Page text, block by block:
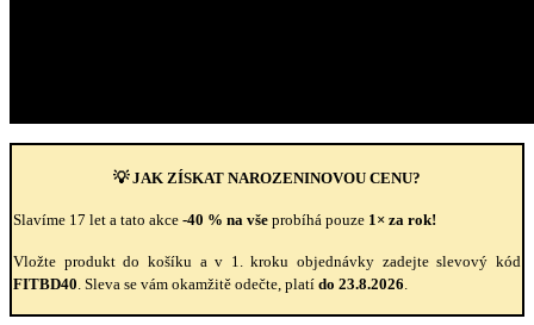
💡 JAK ZÍSKAT NAROZENINOVOU CENU?
Slavíme 17 let a tato akce -40 % na vše probíhá pouze 1× za rok!
Vložte produkt do košíku a v 1. kroku objednávky zadejte slevový kód
FITBD40 . Sleva se vám okamžitě odečte, platí do 23.8.2026